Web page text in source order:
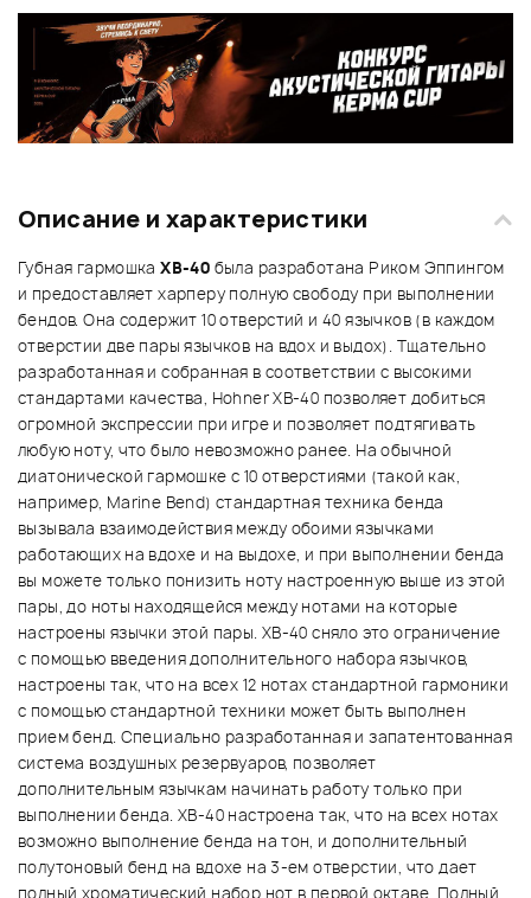
Описание и характеристики
Губная гармошкаXB-40 была разработана Риком Эппингом
и предоставляет харперу полную свободу при выполнении
бендов. Она содержит 10 отверстий и 40 язычков (в каждом
отверстии две пары язычков на вдох и выдох). Тщательно
разработанная и собранная в соответствии с высокими
стандартами качества, Hohner XB-40 позволяет добиться
огромной экспрессии при игре и позволяет подтягивать
любую ноту, что было невозможно ранее. На обычной
диатонической гармошке с 10 отверстиями (такой как,
например, Marine Bend) стандартная техника бенда
вызывала взаимодействия между обоими язычками
работающих на вдохе и на выдохе, и при выполнении бенда
вы можете только понизить ноту настроенную выше из этой
пары, до ноты находящейся между нотами на которые
настроены язычки этой пары. XB-40 сняло это ограничение
с помощью введения дополнительного набора язычков,
настроены так, что на всех 12 нотах стандартной гармоники
с помощью стандартной техники может быть выполнен
прием бенд. Специально разработанная и запатентованная
система воздушных резервуаров, позволяет
дополнительным язычкам начинать работу только при
выполнении бенда. XB-40 настроена так, что на всех нотах
возможно выполнение бенда на тон, и дополнительный
полутоновый бенд на вдохе на 3-ем отверстии, что дает